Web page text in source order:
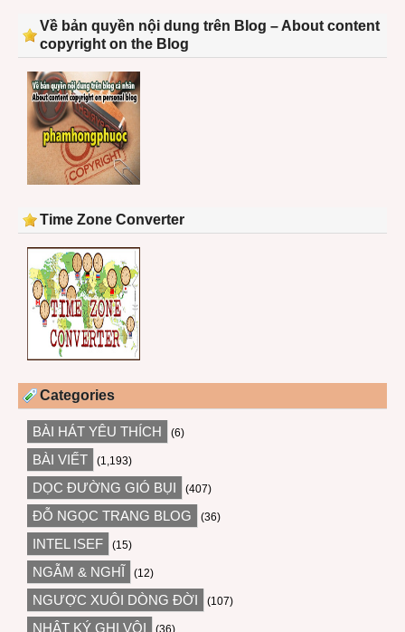
Về bản quyền nội dung trên Blog – About content
copyright on the Blog
Time Zone Converter
Categories
BÀI HÁT YÊU THÍCH (6)
BÀI VIẾT (1,193)
DỌC ĐƯỜNG GIÓ BỤI (407)
ĐỖ NGỌC TRANG BLOG (36)
INTEL ISEF (15)
NGẪM & NGHĨ (12)
NGƯỢC XUÔI DÒNG ĐỜI (107)
NHẬT KÝ GHI VỘI (36)